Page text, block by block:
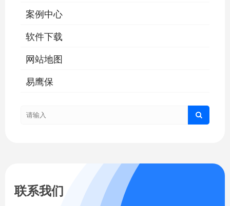
案例中心
软件下载
网站地图
易鹰保
联系我们